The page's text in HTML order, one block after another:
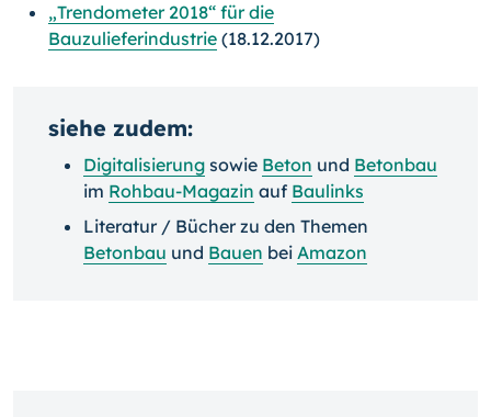
„Trendometer 2018“ für die
Bauzulieferindustrie (18.12.2017)
siehe zudem:
Digitalisierung sowie Beton und Betonbau
im Rohbau-Magazin auf Baulinks
Literatur / Bücher zu den Themen
Betonbau und Bauen bei Amazon